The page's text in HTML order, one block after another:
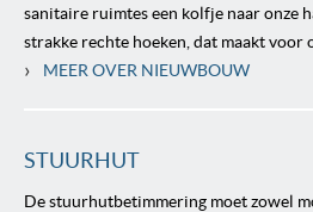
sanitaire ruimtes een kolfje naar onze
strakke rechte hoeken, dat maakt voor
› MEER OVER NIEUWBOUW
STUURHUT
De stuurhutbetimmering moet zowel